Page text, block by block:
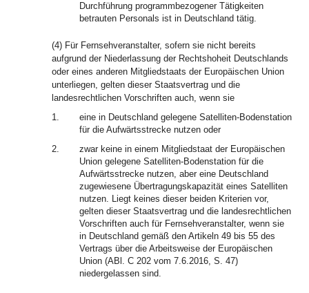
Durchführung programmbezogener Tätigkeiten
betrauten Personals ist in Deutschland tätig.
(4) Für Fernsehveranstalter, sofern sie nicht bereits
aufgrund der Niederlassung der Rechtshoheit Deutschlands
oder eines anderen Mitgliedstaats der Europäischen Union
unterliegen, gelten dieser Staatsvertrag und die
landesrechtlichen Vorschriften auch, wenn sie
1.
eine in Deutschland gelegene Satelliten-Bodenstation
für die Aufwärtsstrecke nutzen oder
2.
zwar keine in einem Mitgliedstaat der Europäischen
Union gelegene Satelliten-Bodenstation für die
Aufwärtsstrecke nutzen, aber eine Deutschland
zugewiesene Übertragungskapazität eines Satelliten
nutzen. Liegt keines dieser beiden Kriterien vor,
gelten dieser Staatsvertrag und die landesrechtlichen
Vorschriften auch für Fernsehveranstalter, wenn sie
in Deutschland gemäß den Artikeln 49 bis 55 des
Vertrags über die Arbeitsweise der Europäischen
Union (ABl. C 202 vom 7.6.2016, S. 47)
niedergelassen sind.